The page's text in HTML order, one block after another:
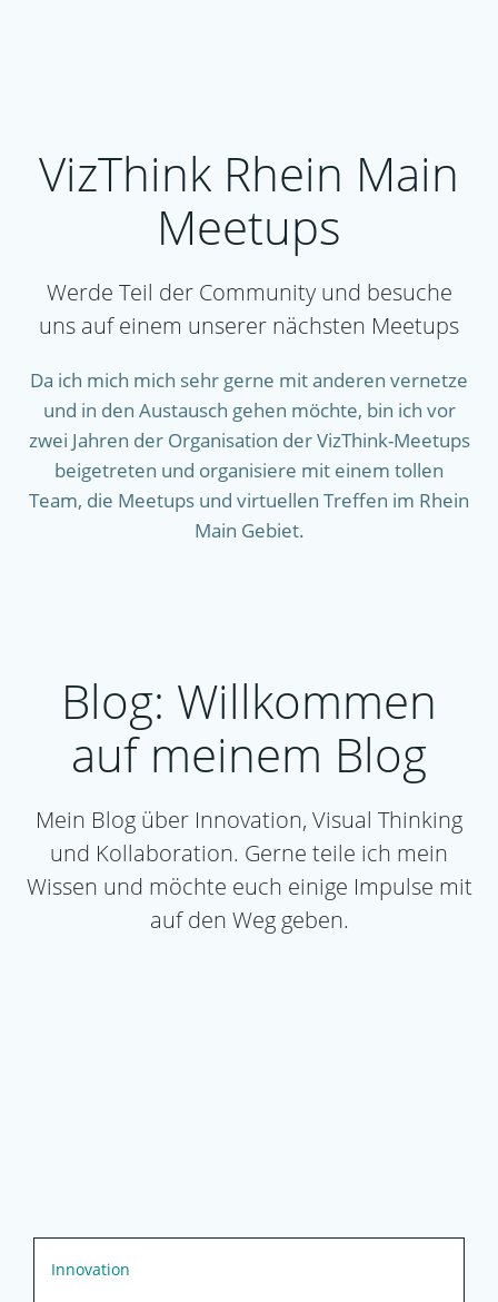
VizThink Rhein Main
Meetups
Werde Teil der Community und besuche
uns auf einem unserer nächsten Meetups
Da ich mich mich sehr gerne mit anderen vernetze
und in den Austausch gehen möchte, bin ich vor
zwei Jahren der Organisation der VizThink-Meetups
beigetreten und organisiere mit einem tollen
Team, die Meetups und virtuellen Treffen im Rhein
Main Gebiet.
Blog: Willkommen
auf meinem Blog
Mein Blog über Innovation, Visual Thinking
und Kollaboration. Gerne teile ich mein
Wissen und möchte euch einige Impulse mit
auf den Weg geben.
Innovation